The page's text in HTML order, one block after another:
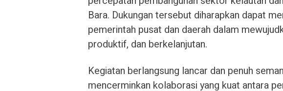
Bara. Dukungan tersebut diharapkan dapat
pemerintah pusat dan daerah dalam
produktif, dan berkelanjutan.
Kegiatan berlangsung lancar dan penuh
mencerminkan kolaborasi yang kuat antara